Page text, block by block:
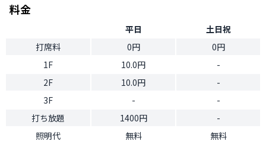
料金
平日
土日祝
打席料
0円
0円
1F
10.0円
-
2F
10.0円
-
3F
-
-
打ち放題
1400円
-
照明代
無料 無料